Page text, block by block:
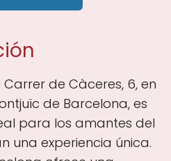
de Càceres, 6, en
de Barcelona, es
para los amantes del
una experiencia única.